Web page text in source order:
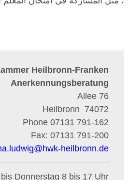
Heilbronn-Franken
Anerkennungsberatung
Allee 76
74072
Heilbronn
Phone 07131 791-162
Fax: 07131 791-200
@hwk-heilbronn.de
Donnerstag 8 bis 17 Uhr